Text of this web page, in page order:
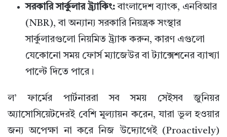
সরকারি সার্কুলার ট্র্যাকিং: বাংলাদেশ ব্যাংক, এনবিআর
(NBR), বা অন্যান্য সরকারি নিয়ন্ত্রক সংস্থার
সার্কুলারগুলো নিয়মিত ট্র্যাক করুন, কারণ এগুলো
যেকোনো সময় ফোর্স ম্যাজেউর বা ট্যাক্সেশনের ব্যাখ্যা
পাল্টে দিতে পারে।
ল’ ফার্মের পার্টনাররা সব সময় সেইসব জুনিয়র
অ্যাসোসিয়েটদেরই বেশি মূল্যায়ন করেন, যারা ভুল হওয়ার
জন্য অপেক্ষা না করে নিজ উদ্যোগেই (Proactively)